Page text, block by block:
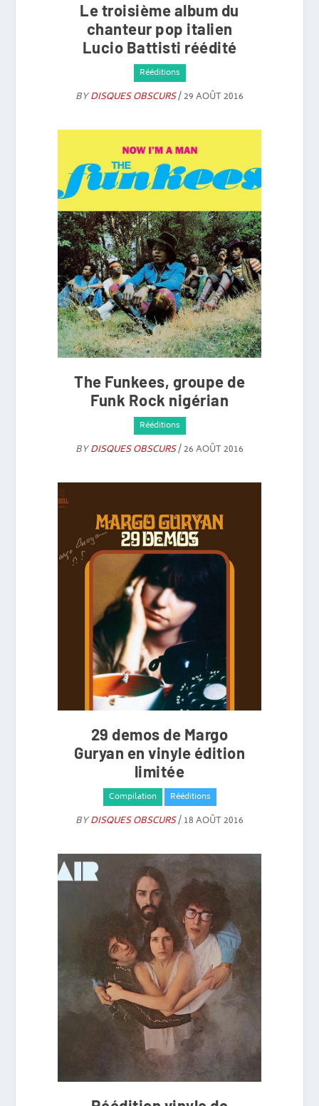
Le troisième album du
chanteur pop italien
Lucio Battisti réédité
Rééditions
BYDISQUES OBSCURS/ 29 AOÛT 2016
The Funkees, groupe de
Funk Rock nigérian
Rééditions
BYDISQUES OBSCURS/ 26 AOÛT 2016
29 demos de Margo
Guryan en vinyle édition
limitée
Compilation Rééditions
BYDISQUES OBSCURS/ 18 AOÛT 2016